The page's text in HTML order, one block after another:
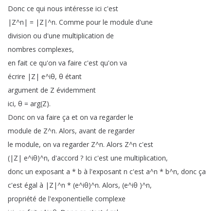
Donc ce qui nous intéresse ici c'est
|Z^n| = |Z|^n. Comme pour le module d'une
division ou d'une multiplication de
nombres complexes,
en fait ce qu'on va faire c'est qu'on va
écrire |Z| e^iθ, θ étant
argument de Z évidemment
ici, θ = arg(Z).
Donc on va faire ça et on va regarder le
module de Z^n. Alors, avant de regarder
le module, on va regarder Z^n. Alors Z^n c'est
(|Z| e^iθ)^n, d'accord ? Ici c'est une multiplication,
donc un exposant a * b à l'exposant n c'est a^n * b^n, donc ça
c'est égal à |Z|^n * (e^iθ)^n. Alors, (e^iθ )^n,
propriété de l'exponentielle complexe